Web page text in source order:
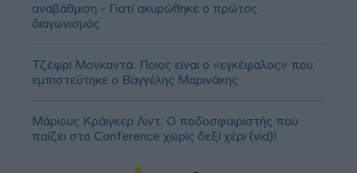
αναβάθμιση - Γιατί ακυρώθηκε ο πρώτος
διαγωνισμός
Τζέφρι Μονκαντά: Ποιος είναι ο «εγκέφαλος» που
εμπιστεύτηκε ο Βαγγέλης Μαρινάκης
Μάριους Κράιγκερ Λιντ: Ο ποδοσφαιριστής που
παίζει στο Conference χωρίς δεξί χέρι (vid)!